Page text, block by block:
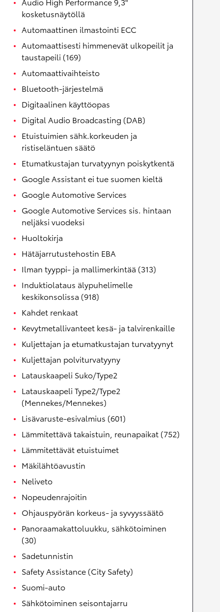
kosketusnäytöllä
Automaattinen ilmastointi ECC
Automaattisesti himmenevät ulkopeilit ja
taustapeili (169)
Automaattivaihteisto
Bluetooth-järjestelmä
Digitaalinen käyttöopas
Digital Audio Broadcasting (DAB)
Etuistuimien sähk.korkeuden ja
ristiseläntuen säätö
Etumatkustajan turvatyynyn poiskytkentä
Google Assistant ei tue suomen kieltä
Google Automotive Services
Google Automotive Services sis. hintaan
neljäksi vuodeksi
Huoltokirja
Hätäjarrutustehostin EBA
Ilman tyyppi- ja mallimerkintää (313)
Induktiolataus älypuhelimelle
keskikonsolissa (918)
Kahdet renkaat
Kevytmetallivanteet kesä- ja talvirenkaille
Kuljettajan ja etumatkustajan turvatyynyt
Kuljettajan polviturvatyyny
Latauskaapeli Suko/Type2
Latauskaapeli Type2/Type2
(Mennekes/Mennekes)
Lisävaruste-esivalmius (601)
Lämmitettävä takaistuin, reunapaikat (752)
Lämmitettävät etuistuimet
Mäkilähtöavustin
Neliveto
Nopeudenrajoitin
Ohjauspyörän korkeus- ja syvyyssäätö
Panoraamakattoluukku, sähkötoiminen
(30)
Sadetunnistin
Safety Assistance (City Safety)
Suomi-auto
Sähkötoiminen seisontajarru